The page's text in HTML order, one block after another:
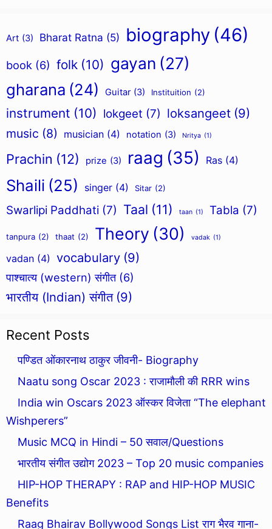
Art (3) Bharat Ratna (5) biography (46)
book (6) folk (10) gayan (27)
gharana (24) Guitar (3) Instituition (2)
instrument (10) lokgeet (7) loksangeet (9)
music (8) musician (4) notation (3) Nritya (1)
Prachin (12) prize (3) raag (35) Ras (4)
Shaili (25) singer (4) Sitar (2)
Swarlipi Paddhati (7) Taal (11) taan (1) Tabla (7)
tanpura (2) thaat (2) Theory (30) vadak (1)
vadan (4) vocabulary (9)
पाश्चात्य (western) संगीत (6)
भारतीय (Indian) संगीत (9)
Recent Posts
पण्डित ओंकारनाथ ठाकुर जीवनी- Biography
Naatu song Oscar 2023 : राजामौली की RRR wins
India win Oscars 2023 ऑस्कर विजेता “The elephant
Wishperers”
Music MCQ in Hindi – 50 सवाल/Questions
भारतीय संगीत उद्योग 2023 – Top 20 music companies
HIP-HOP THERAPY : RAP and HIP-HOP MUSIC
Benefits
Raag Bhairav Bollywood Songs List राग भैरव गाना-